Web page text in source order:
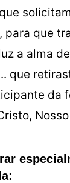
para que
a alma
da